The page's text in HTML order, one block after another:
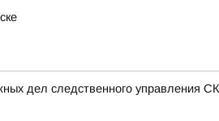
дел следственного управления